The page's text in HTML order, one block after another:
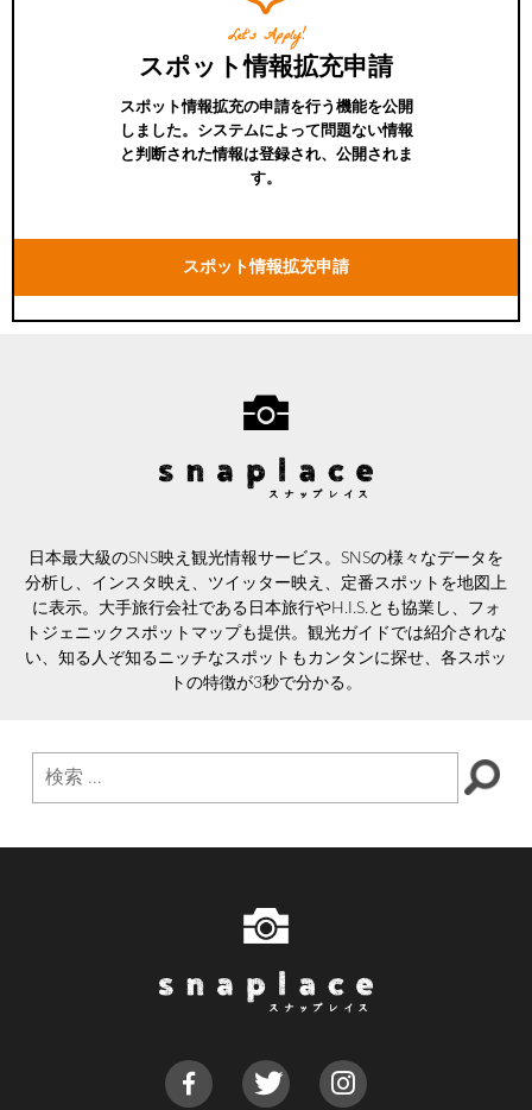
Let's Apply!
スポット情報拡充申請
スポット情報拡充の申請を行う機能を公開
しました。システムによって問題ない情報
と判断された情報は登録され、公開されま
す。
スポット情報拡充申請
日本最大級のSNS映え観光情報サービス。SNSの様々なデータを
分析し、インスタ映え、ツイッター映え、定番スポットを地図上
に表示。大手旅行会社である日本旅行やH.I.S.とも協業し、フォ
トジェニックスポットマップも提供。観光ガイドでは紹介されな
い、知る人ぞ知るニッチなスポットもカンタンに探せ、各スポッ
トの特徴が3秒で分かる。